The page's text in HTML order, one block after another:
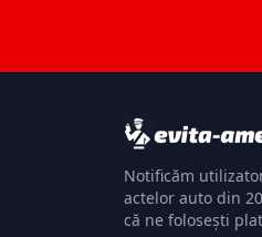
Notificăm
actelor auto din
că ne folosești